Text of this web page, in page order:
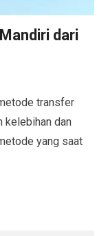
dari
transfer
kelebihan dan
yang saat